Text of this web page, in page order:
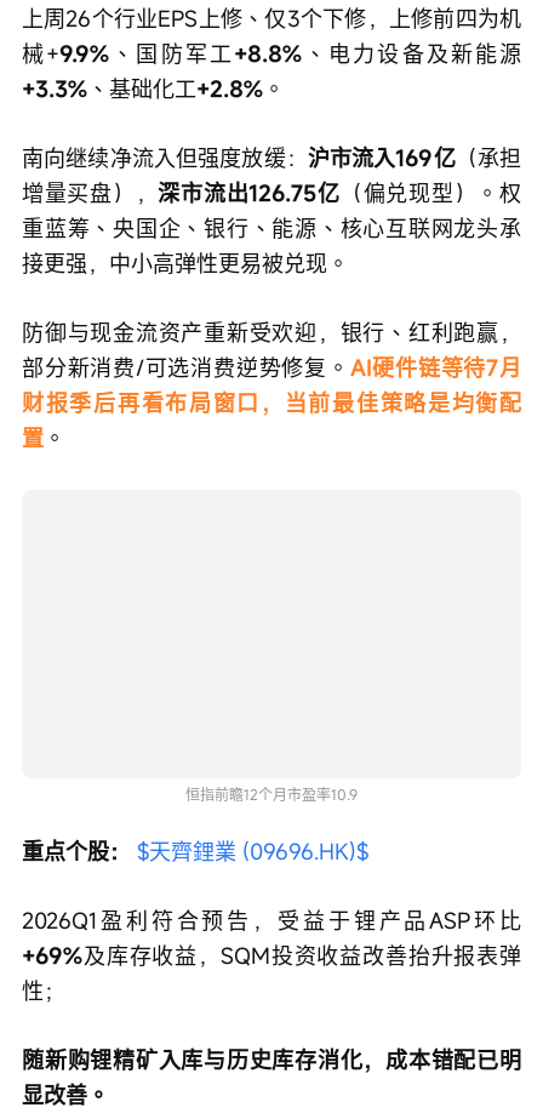
上周26个行业EPS上修、仅3个下修，上修前四为机
械+9.9% 、国防军工+8.8%、电力设备及新能源
+3.3% 、基础化工+2.8% 。
南向继续净流入但强度放缓： 沪市流入169亿（承担
增量买盘），深市流出126.75亿 （偏兑现型）。权
重蓝筹、央国企、银行、能源、核心互联网龙头承
接更强，中小高弹性更易被兑现。
防御与现金流资产重新受欢迎，银行、红利跑赢，
部分新消费/可选消费逆势修复。 AI硬件链等待7月
财报季后再看布局窗口，当前最佳策略是均衡配
置 。
恒指前瞻12个月市盈率10.9
重点个股： $天齊鋰業 (09696.HK)$
2026Q1盈利符合预告，受益于锂产品ASP环比
性；